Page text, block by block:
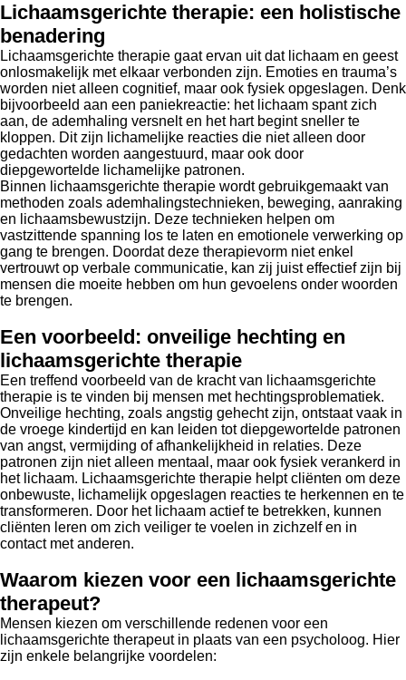
Lichaamsgerichte therapie: een holistische
benadering
Lichaamsgerichte therapie gaat ervan uit dat lichaam en geest
onlosmakelijk met elkaar verbonden zijn. Emoties en trauma’s
worden niet alleen cognitief, maar ook fysiek opgeslagen. Denk
bijvoorbeeld aan een paniekreactie: het lichaam spant zich
aan, de ademhaling versnelt en het hart begint sneller te
kloppen. Dit zijn lichamelijke reacties die niet alleen door
gedachten worden aangestuurd, maar ook door
diepgewortelde lichamelijke patronen.
Binnen lichaamsgerichte therapie wordt gebruikgemaakt van
methoden zoals ademhalingstechnieken, beweging, aanraking
en lichaamsbewustzijn. Deze technieken helpen om
vastzittende spanning los te laten en emotionele verwerking op
gang te brengen. Doordat deze therapievorm niet enkel
vertrouwt op verbale communicatie, kan zij juist effectief zijn bij
mensen die moeite hebben om hun gevoelens onder woorden
te brengen.
Een voorbeeld: onveilige hechting en
lichaamsgerichte therapie
Een treffend voorbeeld van de kracht van lichaamsgerichte
therapie is te vinden bij mensen met hechtingsproblematiek.
Onveilige hechting, zoals angstig gehecht zijn, ontstaat vaak in
de vroege kindertijd en kan leiden tot diepgewortelde patronen
van angst, vermijding of afhankelijkheid in relaties. Deze
patronen zijn niet alleen mentaal, maar ook fysiek verankerd in
het lichaam. Lichaamsgerichte therapie helpt cliënten om deze
onbewuste, lichamelijk opgeslagen reacties te herkennen en te
transformeren. Door het lichaam actief te betrekken, kunnen
cliënten leren om zich veiliger te voelen in zichzelf en in
contact met anderen.
Waarom kiezen voor een lichaamsgerichte
therapeut?
Mensen kiezen om verschillende redenen voor een
lichaamsgerichte therapeut in plaats van een psycholoog. Hier
zijn enkele belangrijke voordelen: